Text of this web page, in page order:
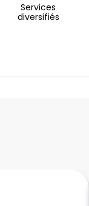
Services
diversifiés